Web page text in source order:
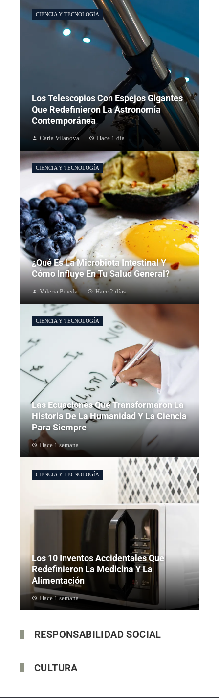
CIENCIA Y TECNOLOGÍA
Los Telescopios Con Espejos Gigantes
Que Redefinieron La Astronomía
Contemporánea
Carla Vilanova Hace 1 día
CIENCIA Y TECNOLOGÍA
¿Qué Es La Microbiota Intestinal Y
Cómo Influye En Tu Salud General?
Valeria Pineda Hace 2 días
CIENCIA Y TECNOLOGÍA
Las Ecuaciones Que Transformaron La
Historia De La Humanidad Y La Ciencia
Para Siempre
Hace 1 semana
CIENCIA Y TECNOLOGÍA
Los 10 Inventos Accidentales Que
Redefinieron La Medicina Y La
Alimentación
Hace 1 semana
RESPONSABILIDAD SOCIAL
CULTURA